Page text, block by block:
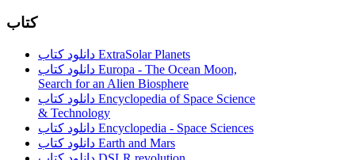
کتاب
دانلود کتاب ExtraSolar Planets
دانلود کتاب Europa - The Ocean Moon,
Search for an Alien Biosphere
دانلود کتاب Encyclopedia of Space Science
& Technology
دانلود کتاب Encyclopedia - Space Sciences
دانلود کتاب Earth and Mars